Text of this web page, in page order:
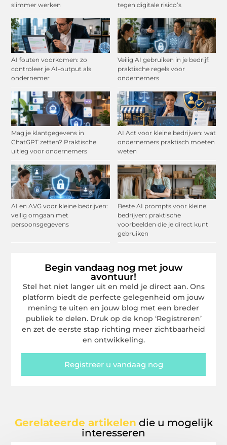
slimmer werken tegen digitale risico’s
AI fouten voorkomen: zo
controleer je AI-output als
ondernemer
Veilig AI gebruiken in je bedrijf:
praktische regels voor
ondernemers
Mag je klantgegevens in
ChatGPT zetten? Praktische
uitleg voor ondernemers
AI Act voor kleine bedrijven: wat
ondernemers praktisch moeten
weten
AI en AVG voor kleine bedrijven:
veilig omgaan met
persoonsgegevens
Beste AI prompts voor kleine
bedrijven: praktische
voorbeelden die je direct kunt
gebruiken
Begin vandaag nog met jouw
avontuur!
Stel het niet langer uit en meld je direct aan. Ons
platform biedt de perfecte gelegenheid om jouw
mening te uiten en jouw blog met een breder
publiek te delen. Druk op de knop ‘Registreren’
en zet de eerste stap richting meer zichtbaarheid
en ontwikkeling.
Registreer u vandaag nog
Gerelateerde artikelen die u mogelijk
interesseren